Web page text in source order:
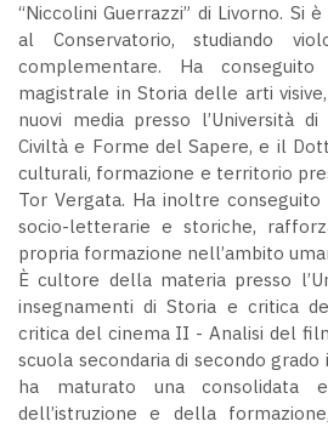
“Niccolini Guerrazzi” di Livorno. Si
al Conservatorio, studiando
complementare. Ha
magistrale in Storia delle arti
nuovi media presso l’Università
Civiltà e Forme del Sapere, e il
culturali, formazione e territorio
Tor Vergata. Ha inoltre
socio-letterarie e storiche,
propria formazione nell’ambito
È cultore della materia presso
insegnamenti di Storia e critica
critica del cinema II - Analisi del
scuola secondaria di secondo
ha maturato una consolidata
dell’istruzione e della